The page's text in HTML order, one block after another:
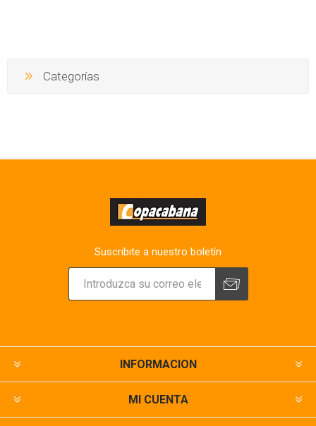
Categorías
Suscribite a nuestro boletín
INFORMACION
MI CUENTA